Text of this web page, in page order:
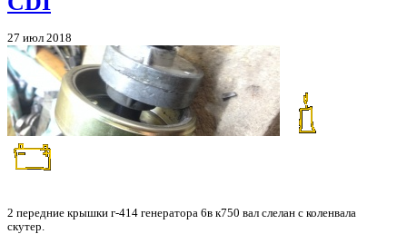
27 июл 2018
2 передние крышки г-414 генератора 6в к750 вал слелан с коленвала
скутер.